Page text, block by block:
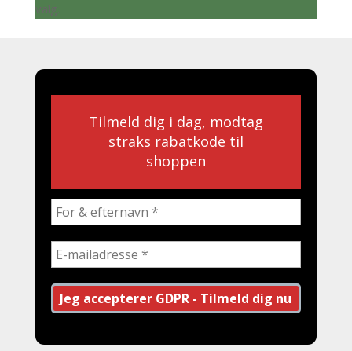
valg.
Tilmeld dig i dag, modtag
straks rabatkode til
shoppen